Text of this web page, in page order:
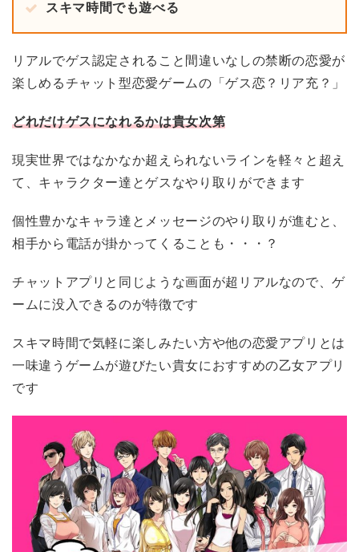
スキマ時間でも遊べる
リアルでゲス認定されること間違いなしの禁断の恋愛が
楽しめるチャット型恋愛ゲームの「ゲス恋？リア充？」
どれだけゲスになれるかは貴女次第
現実世界ではなかなか超えられないラインを軽々と超え
て、キャラクター達とゲスなやり取りができます
個性豊かなキャラ達とメッセージのやり取りが進むと、
相手から電話が掛かってくることも・・・？
チャットアプリと同じような画面が超リアルなので、ゲ
ームに没入できるのが特徴です
スキマ時間で気軽に楽しみたい方や他の恋愛アプリとは
一味違うゲームが遊びたい貴女におすすめの乙女アプリ
です